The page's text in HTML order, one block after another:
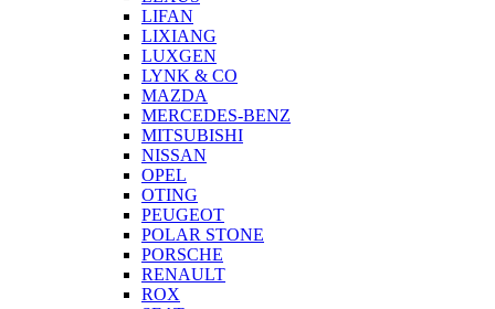
LIFAN
LIXIANG
LUXGEN
LYNK & CO
MAZDA
MERCEDES-BENZ
MITSUBISHI
NISSAN
OPEL
OTING
PEUGEOT
POLAR STONE
PORSCHE
RENAULT
ROX